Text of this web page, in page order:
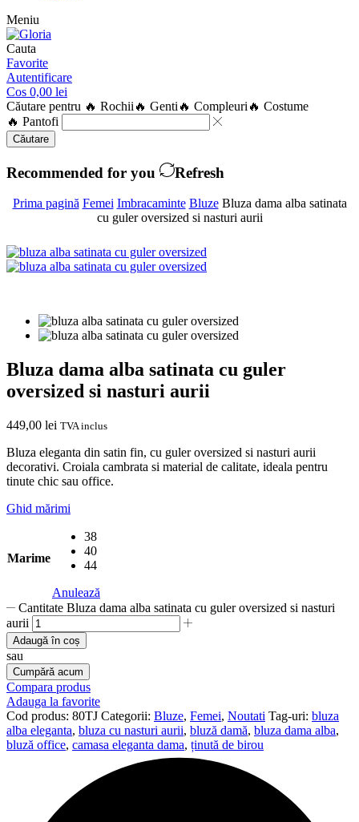
Meniu
Cauta
Favorite
Autentificare
Cos 0,00 lei
Căutare pentru 🔥 Rochii 🔥 Genti 🔥 Compleuri 🔥 Costume
🔥 Pantofi
Căutare
Recommended for you Refresh
Prima pagină Femei Imbracaminte Bluze Bluza dama alba satinata
cu guler oversized si nasturi aurii
Bluza dama alba satinata cu guler
oversized si nasturi aurii
449,00 lei TVA inclus
Bluza eleganta din satin fin, cu guler oversized si nasturi aurii
decorativi. Croiala cambrata si material de calitate, ideala pentru
tinute chic sau office.
Ghid mărimi
Marime
38
40
44
Anulează
Cantitate Bluza dama alba satinata cu guler oversized si nasturi
aurii
Adaugă în coș
sau
Cumpără acum
Compara produs
Adauga la favorite
Cod produs: 80TJ Categorii: Bluze, Femei, Noutati Tag-uri: bluza
alba eleganta, bluza cu nasturi aurii, bluză damă, bluza dama alba,
bluză office, camasa eleganta dama, ținută de birou